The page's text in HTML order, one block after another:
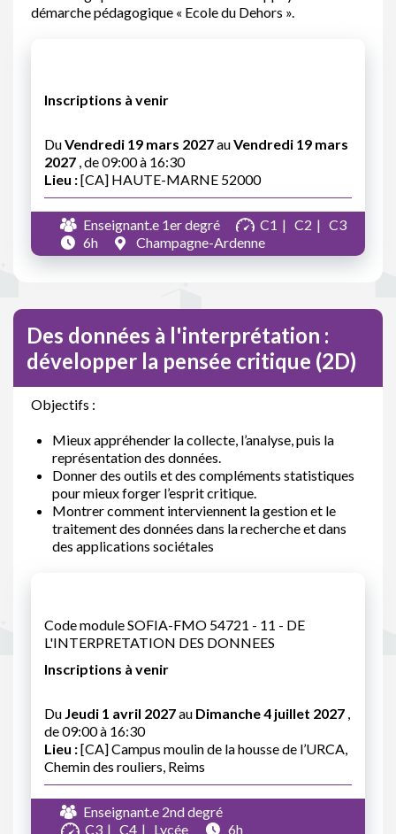
démarche pédagogique « Ecole du Dehors ».
Inscriptions à venir
DuVendredi 19 mars 2027auVendredi 19 mars
2027 , de 09:00 à 16:30
Lieu :[CA] HAUTE-MARNE 52000
Enseignant.e 1er degré C1 C2
C3
6h
Champagne-Ardenne
Des données à l'interprétation :
développer la pensée critique (2D)
Objectifs :
Mieux appréhender la collecte, l’analyse, puis la
représentation des données.
Donner des outils et des compléments statistiques
pour mieux forger l’esprit critique.
Montrer comment interviennent la gestion et le
traitement des données dans la recherche et dans
des applications sociétales
Code module SOFIA-FMO 54721 - 11 - DE
L'INTERPRETATION DES DONNEES
Inscriptions à venir
Du Jeudi 1 avril 2027au Dimanche 4 juillet 2027 ,
de 09:00 à 16:30
Lieu :[CA] Campus moulin de la housse de l’URCA,
Chemin des rouliers, Reims
Enseignant.e 2nd degré
C3
C4 Lycée
6h